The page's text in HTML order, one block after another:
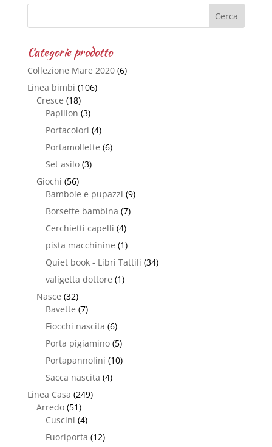
Categorie prodotto
Collezione Mare 2020 (6)
Linea bimbi (106)
Cresce (18)
Papillon (3)
Portacolori (4)
Portamollette (6)
Set asilo (3)
Giochi (56)
Bambole e pupazzi (9)
Borsette bambina (7)
Cerchietti capelli (4)
pista macchinine (1)
Quiet book - Libri Tattili (34)
valigetta dottore (1)
Nasce (32)
Bavette (7)
Fiocchi nascita (6)
Porta pigiamino (5)
Portapannolini (10)
Sacca nascita (4)
Linea Casa (249)
Arredo (51)
Cuscini (4)
Fuoriporta (12)